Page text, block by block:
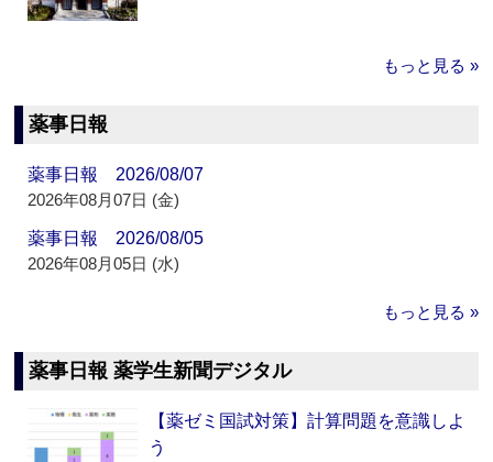
もっと見る »
薬事日報
薬事日報 2026/08/07
2026年08月07日 (金)
薬事日報 2026/08/05
2026年08月05日 (水)
もっと見る »
薬事日報 薬学生新聞デジタル
【薬ゼミ国試対策】計算問題を意識しよ
う